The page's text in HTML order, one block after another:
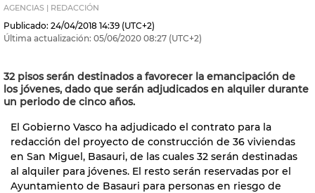
AGENCIAS | REDACCIÓN
Publicado: 24/04/2018 14:39 (UTC+2)
Última actualización: 05/06/2020 08:27 (UTC+2)
32 pisos serán destinados a favorecer la emancipación de
los jóvenes, dado que serán adjudicados en alquiler durante
un periodo de cinco años.
El Gobierno Vasco ha adjudicado el contrato para la
redacción del proyecto de construcción de 36 viviendas
en San Miguel, Basauri, de las cuales 32 serán destinadas
al alquiler para jóvenes. El resto serán reservadas por el
Ayuntamiento de Basauri para personas en riesgo de